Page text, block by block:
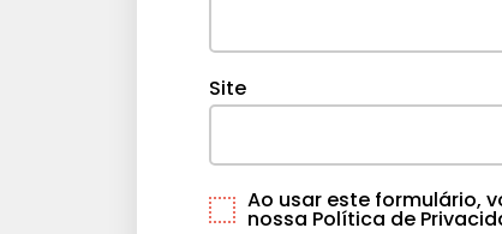
Site
Ao usar este formulário,
nossa Política de